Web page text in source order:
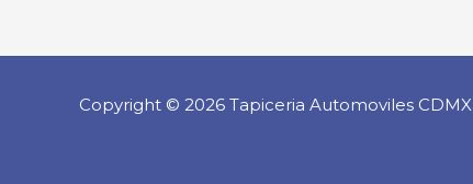
Copyright © 2026 Tapiceria Automoviles CDMX